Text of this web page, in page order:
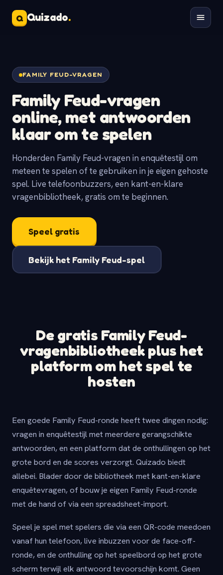
Q Quizado.
FAMILY FEUD-VRAGEN
Family Feud-vragen
online, met antwoorden
klaar om te spelen
Honderden Family Feud-vragen in enquêtestijl om
meteen te spelen of te gebruiken in je eigen gehoste
spel. Live telefoonbuzzers, een kant-en-klare
vragenbibliotheek, gratis om te beginnen.
Speel gratis
Bekijk het Family Feud-spel
De gratis Family Feud-
vragenbibliotheek plus het
platform om het spel te
hosten
Een goede Family Feud-ronde heeft twee dingen nodig:
vragen in enquêtestijl met meerdere gerangschikte
antwoorden, en een platform dat de onthullingen op het
grote bord en de scores verzorgt. Quizado biedt
allebei. Blader door de bibliotheek met kant-en-klare
enquêtevragen, of bouw je eigen Family Feud-ronde
met de hand of via een spreadsheet-import.
Speel je spel met spelers die via een QR-code meedoen
vanaf hun telefoon, live inbuzzen voor de face-off-
ronde, en de onthulling op het speelbord op het grote
scherm terwijl elk antwoord tevoorschijn komt. Geen